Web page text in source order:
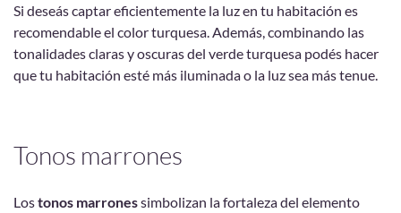
Si deseás captar eficientemente la luz en tu habitación es
recomendable el color turquesa. Además, combinando las
tonalidades claras y oscuras del verde turquesa podés hacer
que tu habitación esté más iluminada o la luz sea más tenue.
Tonos marrones
Lostonos marronessimbolizan la fortaleza del elemento